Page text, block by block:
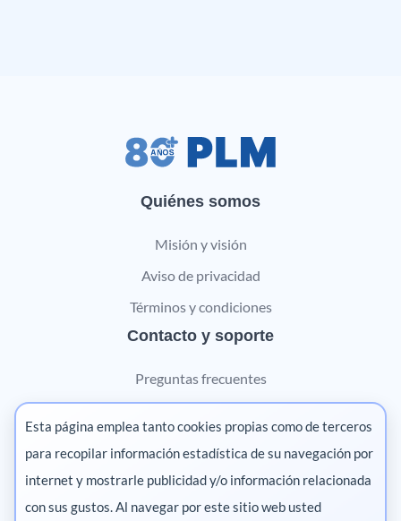
Quiénes somos
Misión y visión
Aviso de privacidad
Términos y condiciones
Contacto y soporte
Preguntas frecuentes
Contáctanos
Marketing digital
Pharma
Esta página emplea tanto cookies propias como de terceros
para recopilar información estadística de su navegación por
internet y mostrarle publicidad y/o información relacionada
con sus gustos. Al navegar por este sitio web usted